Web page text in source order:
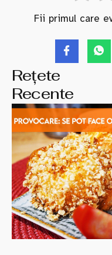
Fii primul care
Rețete
Recente